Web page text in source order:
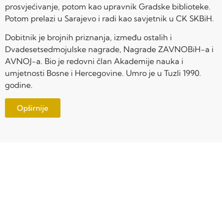
prosvjećivanje, potom kao upravnik Gradske biblioteke.
Potom prelazi u Sarajevo i radi kao savjetnik u CK SKBiH.
Dobitnik je brojnih priznanja, između ostalih i
Dvadesetsedmojulske nagrade, Nagrade ZAVNOBiH-a i
AVNOJ-a. Bio je redovni član Akademije nauka i
umjetnosti Bosne i Hercegovine. Umro je u Tuzli 1990.
godine.
Opširnije